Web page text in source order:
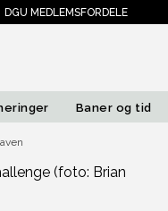
DGU MEDLEMSFORDELE
Baner og tid